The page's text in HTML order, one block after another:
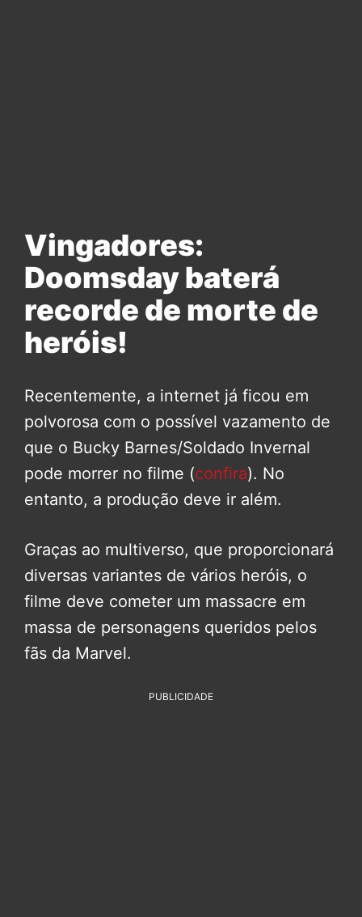
Vingadores:
Doomsday baterá
recorde de morte de
heróis!
Recentemente, a internet já ficou em
polvorosa com o possível vazamento de
que o Bucky Barnes/Soldado Invernal
pode morrer no filme (confira). No
entanto, a produção deve ir além.
Graças ao multiverso, que proporcionará
diversas variantes de vários heróis, o
filme deve cometer um massacre em
massa de personagens queridos pelos
fãs da Marvel.
PUBLICIDADE